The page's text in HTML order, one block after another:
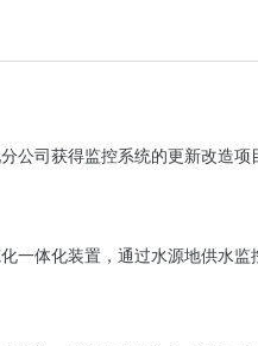
公司获得监控系统的更新改造
一体化装置，通过水源地供水